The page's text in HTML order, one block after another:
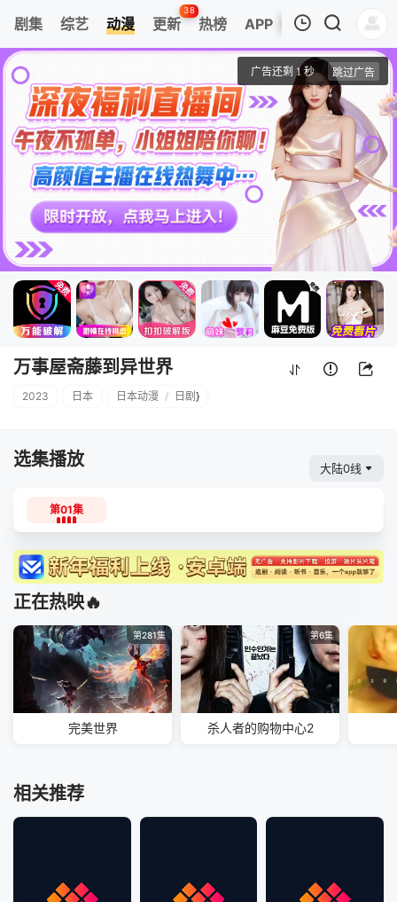
剧集 综艺 动漫 更新
38
热榜 APP
第01集
万事屋斋藤到异世界
清空
万事屋斋藤到异世界
2023 日本 日本动漫 / 日剧}
选集播放 大陆0线
第01集
正在热映🔥
第281集
完美世界
第6集
杀人者的购物中心2
相关推荐